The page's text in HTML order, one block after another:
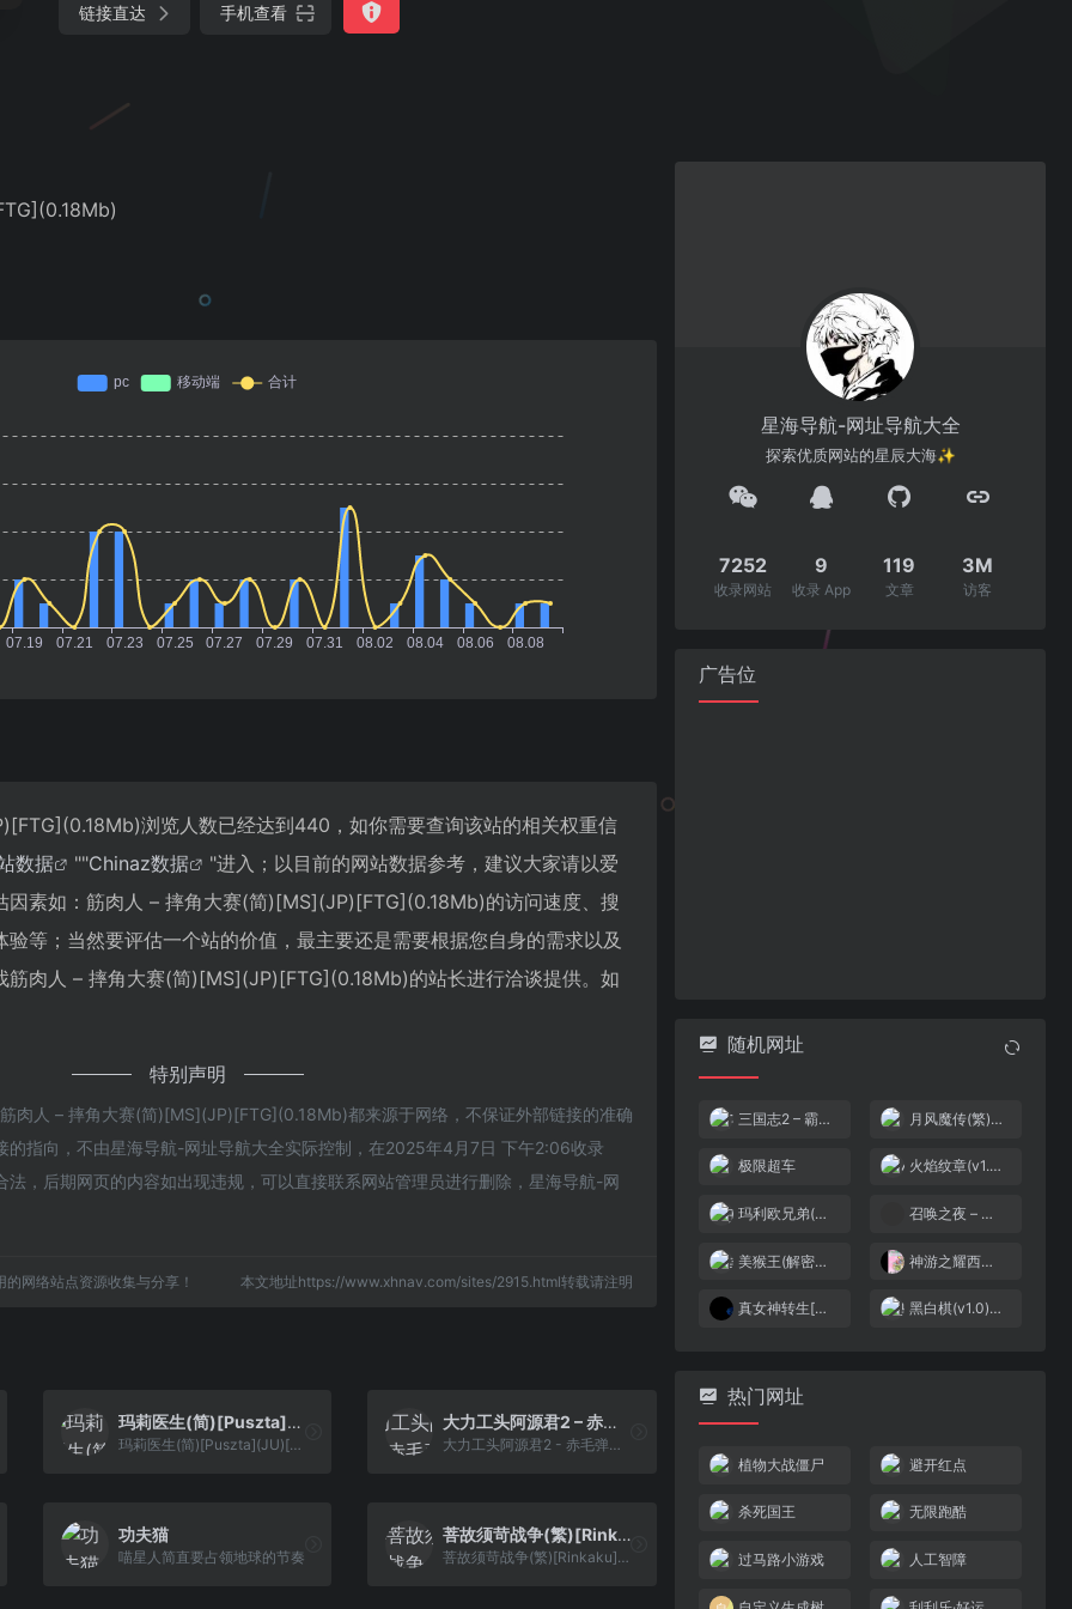
链接直达 手机查看
浏览人数已经达到440，如你需要查询该站的相关权重信
数据
""Chinaz数据
"进入；以目前的网站数据参考，建议大家请以爱
因素如：筋肉人 – 摔角大赛(简)[MS](JP)[FTG](0.18Mb)的访问速度、搜
等；当然要评估一个站的价值，最主要还是需要根据您自身的需求以及
筋肉人 – 摔角大赛(简)[MS](JP)[FTG](0.18Mb)的站长进行洽谈提供。如
特别声明
肉人 – 摔角大赛(简)[MS](JP)[FTG](0.18Mb)都来源于网络，不保证外部链接的准确
的指向，不由星海导航-网址导航大全实际控制，在2025年4月7日 下午2:06收录
法，后期网页的内容如出现违规，可以直接联系网站管理员进行删除，星海导航-网
网络站点资源收集与分享！ 本文地址https://www.xhnav.com/sites/2915.html转载请注明
玛莉医生(简)[Puszta](JU)[PUZ](0.5Mb)
玛莉医生(简)[Puszta](JU)[PUZ](0.5Mb)
大力工头阿源君2 – 赤毛弹的逆袭(v1.0)(MMC5)(简)[DMG+Advance](JP)[ACT](4Mb)
大力工头阿源君2 - 赤毛弹的逆袭(v1.0)(MMC5)(简)[DMG+Advance](JP)[ACT](4Mb)
功夫猫
喵星人简直要占领地球的节奏
菩故须苛战争(繁)[Rinkaku](JP)[ACT](0.31Mb)
菩故须苛战争(繁)[Rinkaku](JP)[ACT](0.31Mb)
星海导航-网址导航大全
探索优质网站的星辰大海✨
7252
收录网站
9
收录 App
119
文章
3M
访客
广告位
随机网址
三国志2 – 霸王的大陆(v0.9976)(v20180201)(简)[2434917](JP)[SLG](4Mb) 月风魔传(繁)[冰组](JP)[ACT](3Mb)
极限超车 火焰纹章(v1.0)(简)[汉化你妹](JP)[SLG](5Mb)
玛利欧兄弟(v20110401)(繁)[Nokoh](JUE)[ACT](0.37Mb) 召唤之夜 – 铸剑物语 – 起源之石[盗版&Kunlunshen](简)(JP)(256Mb)
美猴王(解密版)(简)[外星科技+WXN](CN)[ACT](4Mb) 神游之耀西岛[神游](简)(JP)(32Mb)
真女神转生[Advance汉化组](v1.1)(简)(JP)(64Mb) 黑白棋(v1.0)(简)[九班](US)[TAB](0.31Mb)
热门网址
植物大战僵尸 避开红点
杀死国王 无限跑酷
过马路小游戏 人工智障